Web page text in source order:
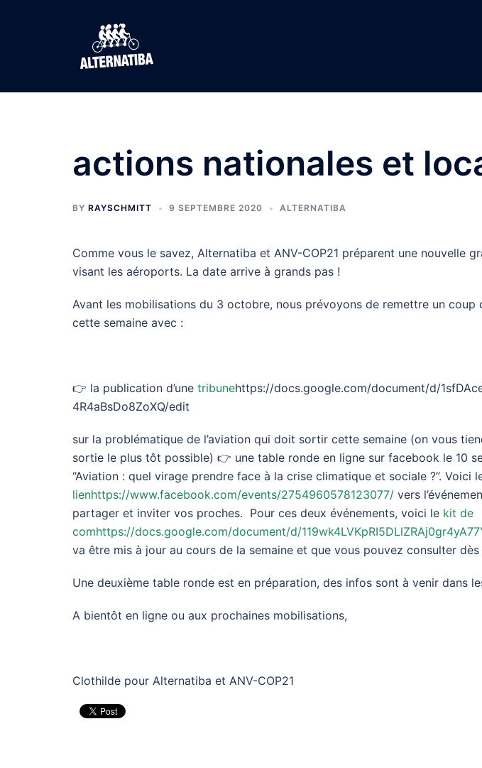
actions nationales et
BY RAYSCHMITT 9 SEPTEMBRE 2020 ALTERNATIBA
Comme vous le savez, Alternatiba et ANV-COP21 préparent une nouvelle
visant les aéroports. La date arrive à grands pas !
Avant les mobilisations du 3 octobre, nous prévoyons de remettre un coup
cette semaine avec :
👉 la publication d’une tribunehttps://docs.google.com/document/d/
4R4aBsDo8ZoXQ/edit
sur la problématique de l’aviation qui doit sortir cette semaine (on vous
sortie le plus tôt possible) 👉 une table ronde en ligne sur facebook le 10
“Aviation : quel virage prendre face à la crise climatique et sociale ?”. Voici
lienhttps://www.facebook.com/events/2754960578123077/ vers
partager et inviter vos proches. Pour ces deux événements, voici le kit de
comhttps://docs.google.com/document/d/
va être mis à jour au cours de la semaine et que vous pouvez consulter dès
Une deuxième table ronde est en préparation, des infos sont à venir dans
A bientôt en ligne ou aux prochaines mobilisations,
Clothilde pour Alternatiba et ANV-COP21